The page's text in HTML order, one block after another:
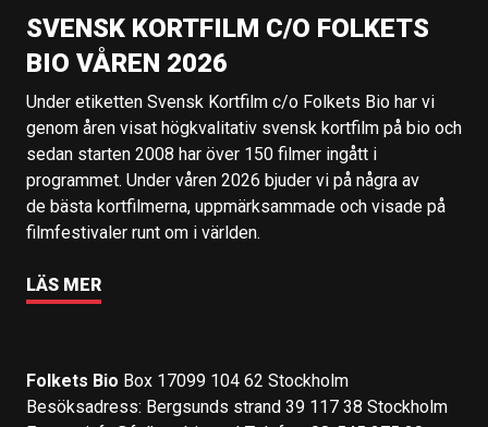
SVENSK KORTFILM C/O FOLKETS
BIO VÅREN 2026
Under etiketten Svensk Kortfilm c/o Folkets Bio har vi
genom åren visat högkvalitativ svensk kortfilm på bio och
sedan starten 2008 har över 150 filmer ingått i
programmet. Under våren 2026 bjuder vi på några av
de bästa kortfilmerna, uppmärksammade och visade på
filmfestivaler runt om i världen.
LÄS MER
Folkets Bio Box 17099 104 62 Stockholm
Besöksadress: Bergsunds strand 39 117 38 Stockholm